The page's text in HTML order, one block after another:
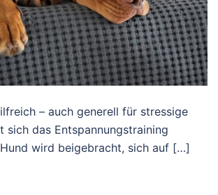
– auch generell für stressige
sich das Entspannungstraining
wird beigebracht, sich auf […]